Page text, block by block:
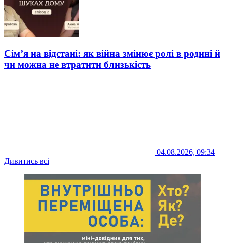
Сім’я на відстані: як війна змінює ролі в родині й
чи можна не втратити близькість
04.08.2026, 09:34
Дивитись всі